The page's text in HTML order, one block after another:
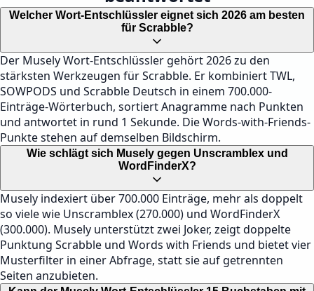
Welcher Wort-Entschlüssler eignet sich 2026 am besten
für Scrabble?
Der Musely Wort-Entschlüssler gehört 2026 zu den
stärksten Werkzeugen für Scrabble. Er kombiniert TWL,
SOWPODS und Scrabble Deutsch in einem 700.000-
Einträge-Wörterbuch, sortiert Anagramme nach Punkten
und antwortet in rund 1 Sekunde. Die Words-with-Friends-
Punkte stehen auf demselben Bildschirm.
Wie schlägt sich Musely gegen Unscramblex und
WordFinderX?
Musely indexiert über 700.000 Einträge, mehr als doppelt
so viele wie Unscramblex (270.000) und WordFinderX
(300.000). Musely unterstützt zwei Joker, zeigt doppelte
Punktung Scrabble und Words with Friends und bietet vier
Musterfilter in einer Abfrage, statt sie auf getrennten
Seiten anzubieten.